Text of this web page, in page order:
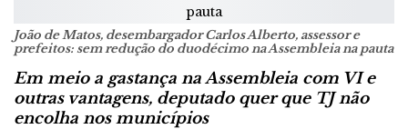
João de Matos, desembargador Carlos Alberto, assessor e
prefeitos: sem redução do duodécimo na Assembleia na pauta
Em meio a gastança na Assembleia com VI e
outras vantagens, deputado quer que TJ não
encolha nos municípios